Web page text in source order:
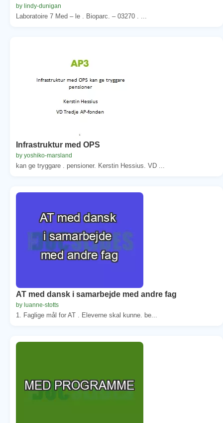
by lindy-dunigan
Laboratoire 7 Med – le . Bioparc. – 03270 . ...
Infrastruktur med OPS
by yoshiko-marsland
kan ge tryggare . pensioner. Kerstin Hessius. VD ...
AT med dansk i samarbejde med andre fag
by luanne-stotts
1. Faglige mål for AT . Eleverne skal kunne. be...